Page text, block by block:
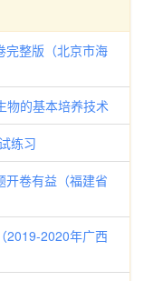
完整版（北京市海
物的基本培养技术
练习
卷有益（福建省
2019-2020年广西